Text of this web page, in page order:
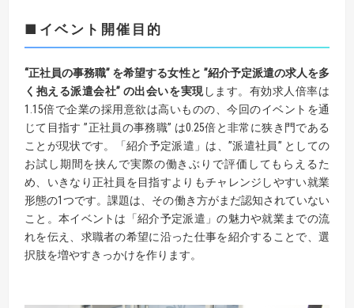
■イベント開催目的
“正社員の事務職” を希望する女性と ”紹介予定派遣の求人を多
く抱える派遣会社” の出会いを実現します。有効求人倍率は
1.15倍で企業の採用意欲は高いものの、今回のイベントを通
じて目指す ”正社員の事務職” は0.25倍と非常に狭き門である
ことが現状です。「紹介予定派遣」は、”派遣社員” としての
お試し期間を挟んで実際の働きぶりで評価してもらえるた
め、いきなり正社員を目指すよりもチャレンジしやすい就業
形態の1つです。課題は、その働き方がまだ認知されていない
こと。本イベントは「紹介予定派遣」の魅力や就業までの流
れを伝え、求職者の希望に沿った仕事を紹介することで、選
択肢を増やすきっかけを作ります。